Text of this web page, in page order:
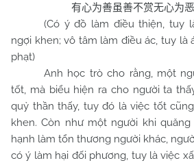
有心为善虽善不赏无心为
(Có ý đồ làm điều thiện, tuy
ngợi khen; vô tâm làm điều ác, tuy là
phạt)
Anh học trò cho rằng, một
tốt, mà biểu hiện ra cho người ta
quỷ thần thấy, tuy đó là việc tốt
khen. Còn như một người khi
hạnh làm tổn thương người khác,
có ý làm hại đối phương, tuy là việc